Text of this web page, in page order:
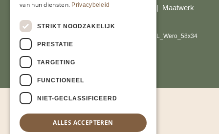
© Copyright 2026 Limburgs Bakwinkeltje | Maatwerk
van hun diensten. Privacybeleid
STRIKT NOODZAKELIJK
PRESTATIE
TARGETING
FUNCTIONEEL
NIET-GECLASSIFICEERD
ALLES ACCEPTEREN